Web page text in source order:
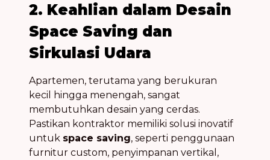
2. Keahlian dalam Desain
Space Saving dan
Sirkulasi Udara
Apartemen, terutama yang berukuran
kecil hingga menengah, sangat
membutuhkan desain yang cerdas.
Pastikan kontraktor memiliki solusi inovatif
untuk space saving, seperti penggunaan
furnitur custom, penyimpanan vertikal,